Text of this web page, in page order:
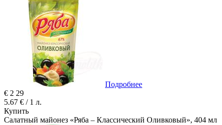
Подробнее
€ 2 29
5.67 € / 1 л.
Купить
Салатный майонез «Ряба – Классический Оливковый», 404 мл